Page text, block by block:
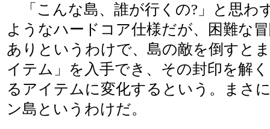
「こんな島、誰が行くの?」と思わ
ようなハードコア仕様だが、困難な
ありというわけで、島の敵を倒すと
イテム」を入手でき、その封印を解
るアイテムに変化するという。まさ
ン島というわけだ。